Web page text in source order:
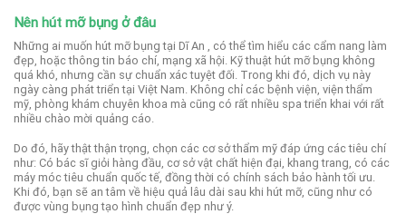
Nên hút mỡ bụng ở đâu
Những ai muốn hút mỡ bụng tại Dĩ An , có thể tìm hiểu các cẩm nang làm
đẹp, hoặc thông tin báo chí, mạng xã hội. Kỹ thuật hút mỡ bụng không
quá khó, nhưng cần sự chuẩn xác tuyệt đối. Trong khi đó, dịch vụ này
ngày càng phát triển tại Việt Nam. Không chỉ các bệnh viện, viện thẩm
mỹ, phòng khám chuyên khoa mà cũng có rất nhiều spa triển khai với rất
nhiều chào mời quảng cáo.
Do đó, hãy thật thận trọng, chọn các cơ sở thẩm mỹ đáp ứng các tiêu chí
như: Có bác sĩ giỏi hàng đầu, cơ sở vật chất hiện đại, khang trang, có các
máy móc tiêu chuẩn quốc tế, đồng thời có chính sách bảo hành tối ưu.
Khi đó, bạn sẽ an tâm về hiệu quả lâu dài sau khi hút mỡ, cũng như có
được vùng bụng tạo hình chuẩn đẹp như ý.